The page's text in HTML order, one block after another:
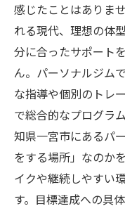
感じたことはありま
れる現代、理想の体
分に合ったサポート
ん。パーソナルジム
な指導や個別のトレ
で総合的なプログラ
知県一宮市にあるパ
をする場所」なのか
イクや継続しやすい
す。目標達成への具